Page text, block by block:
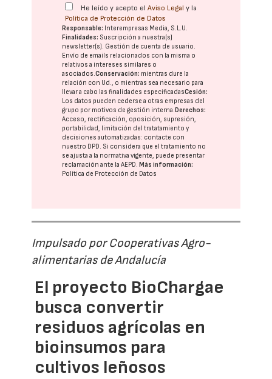
He leído y acepto elAviso Legal y la
Política de Protección de Datos
Responsable: Interempresas Media, S.L.U.
Finalidades: Suscripción a nuestra(s)
newsletter(s). Gestión de cuenta de usuario.
Envío de emails relacionados con la misma o
relativos a intereses similares o
asociados.Conservación: mientras dure la
relación con Ud., o mientras sea necesario para
llevar a cabo las finalidades especificadasCesión:
Los datos pueden cederse a otras empresas del
grupo por motivos de gestión interna.Derechos:
Acceso, rectificación, oposición, supresión,
portabilidad, limitación del tratatamiento y
decisiones automatizadas: contacte con
nuestro DPD. Si considera que el tratamiento no
se ajusta a la normativa vigente, puede presentar
reclamación ante laAEPD.Más información:
Política de Protección de Datos
Impulsado por Cooperativas Agro-
alimentarias de Andalucía
El proyecto BioChargae
busca convertir
residuos agrícolas en
bioinsumos para
cultivos leñosos